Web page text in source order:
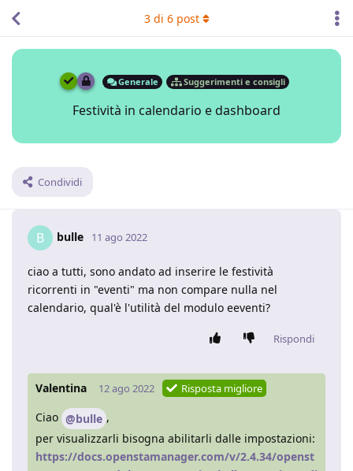
Generale Suggerimenti e consigli
Festività in calendario e dashboard
Condividi
3di 6post
B bulle 11 ago 2022
ciao a tutti, sono andato ad inserire le festività
ricorrenti in "eventi" ma non compare nulla nel
calendario, qual'è l'utilità del modulo eeventi?
Rispondi
Valentina 12 ago 2022 Risposta migliore
Ciao @bulle ,
per visualizzarli bisogna abilitarli dalle impostazioni:
https://docs.openstamanager.com/v/2.4.34/openst